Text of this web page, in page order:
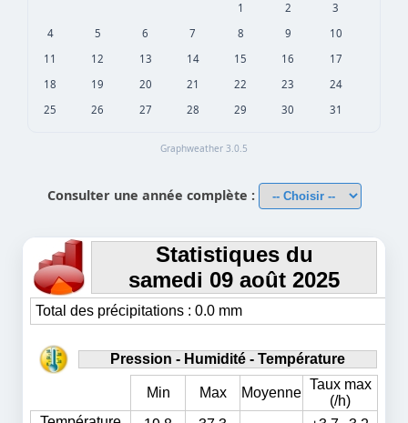
1
2
3
4
5 6 7 8 9
10
11
12 13 14 15 16
17
18
19 20 21 22 23
24
25
26 27 28 29 30 31
Graphweather 3.0.5
Consulter une année complète :